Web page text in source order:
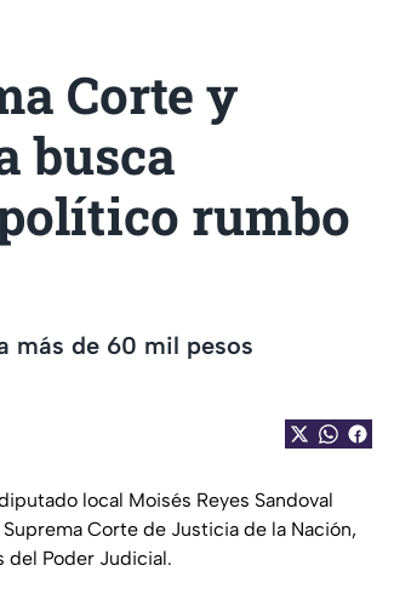
Corte y
busca
rumbo
más de 60 mil pesos
local Moisés Reyes Sandoval
Corte de Justicia de la Nación,
del Poder Judicial.